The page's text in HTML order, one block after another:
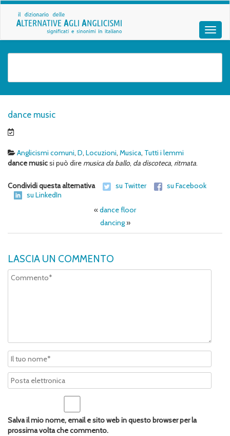
dance music
Anglicismi comuni, D, Locuzioni, Musica, Tutti i lemmi
dance musicsi può dire musica da ballo, da discoteca, ritmata.
Condividi questa alternativa su Twitter
su Facebook
su LinkedIn
«dance floor
dancing»
LASCIA UN COMMENTO
Salva il mio nome, email e sito web in questo browser per la
prossima volta che commento.